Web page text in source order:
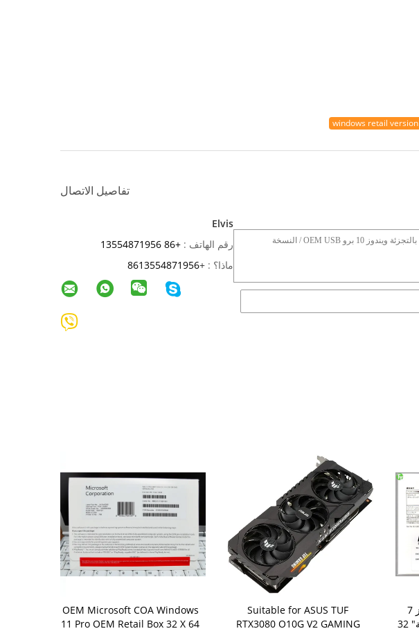
windows retail version
تفاصيل الاتصال
Elvis
رقم الهاتف : +86 13554871956
ماذا؟ : +
8613554871956
OEM Microsoft COA Windows
11 Pro OEM Retail Box 32 X 64
Suitable for ASUS TUF
RTX3080 O10G V2 GAMING
فوز 7 OEM الجديدة "الموالية
للنسخة اليابانية" 32Bits x التنشيط